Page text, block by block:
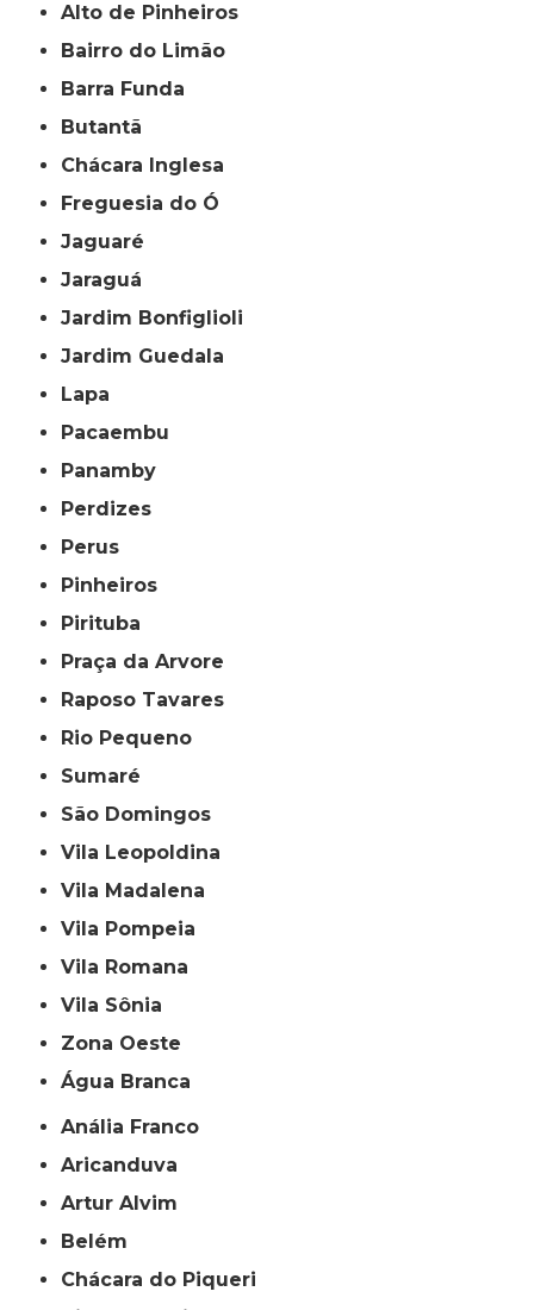
Alto de Pinheiros
Bairro do Limão
Barra Funda
Butantã
Chácara Inglesa
Freguesia do Ó
Jaguaré
Jaraguá
Jardim Bonfiglioli
Jardim Guedala
Lapa
Pacaembu
Panamby
Perdizes
Perus
Pinheiros
Pirituba
Praça da Arvore
Raposo Tavares
Rio Pequeno
Sumaré
São Domingos
Vila Leopoldina
Vila Madalena
Vila Pompeia
Vila Romana
Vila Sônia
Zona Oeste
Água Branca
Anália Franco
Aricanduva
Artur Alvim
Belém
Chácara do Piqueri